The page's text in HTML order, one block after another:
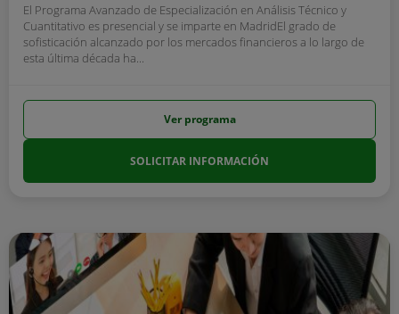
El Programa Avanzado de Especialización en Análisis Técnico y
Cuantitativo es presencial y se imparte en MadridEl grado de
sofisticación alcanzado por los mercados financieros a lo largo de
esta última década ha...
Ver programa
SOLICITAR INFORMACIÓN